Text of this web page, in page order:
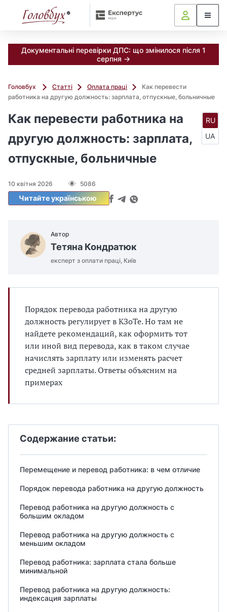
Документальні перевірки ДПС: що змінилося після 1
серпня →
Головбух Статті Оплата праці
Как перевести
работника на другую должность: зарплата, отпускные, больничные
Как перевести работника на
другую должность: зарплата,
отпускные, больничные
10 квітня 2026 5086
Читайте українською
RU
UA
Автор
Тетяна Кондратюк
експерт з оплати праці, Київ
Порядок перевода работника на другую
должность регулирует в КЗоТе. Но там не
найдете рекомендаций, как оформить тот
или иной вид перевода, как в таком случае
начислять зарплату или изменять расчет
средней зарплаты. Ответы объясним на
примерах
Содержание статьи:
Перемещение и перевод работника: в чем отличие
Порядок перевода работника на другую должность
Перевод работника на другую должность с
большим окладом
Перевод работника на другую должность с
меньшим окладом
Перевод работника: зарплата стала больше
минимальной
Перевод работника на другую должность:
индексация зарплаты